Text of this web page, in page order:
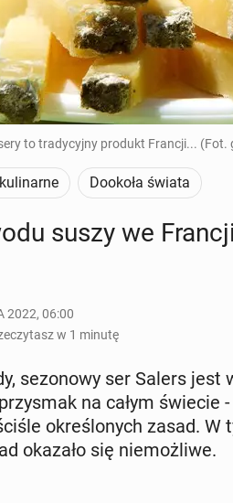
to tradycyjny produkt Francji... (Fot.
Dookoła świata
suszy we
2022, 06:00
w 1 minutę
se­zo­no­wy ser Salers
na całym świecie
okre­ślo­nych zasad.
okazało się nie­moż­li­we.